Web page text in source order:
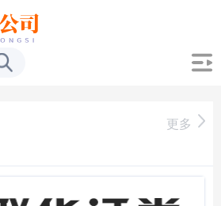
更多